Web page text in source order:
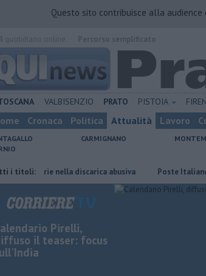
Questo sito contribuisce alla audience
VALBISENZIO PRATO PISTOIA
Cronaca Politica Attualità Lavoro
CARMIGNANO
i titoli:nella discarica abusiva Poste Italiane cerca
Pirelli,
il teaser: focus